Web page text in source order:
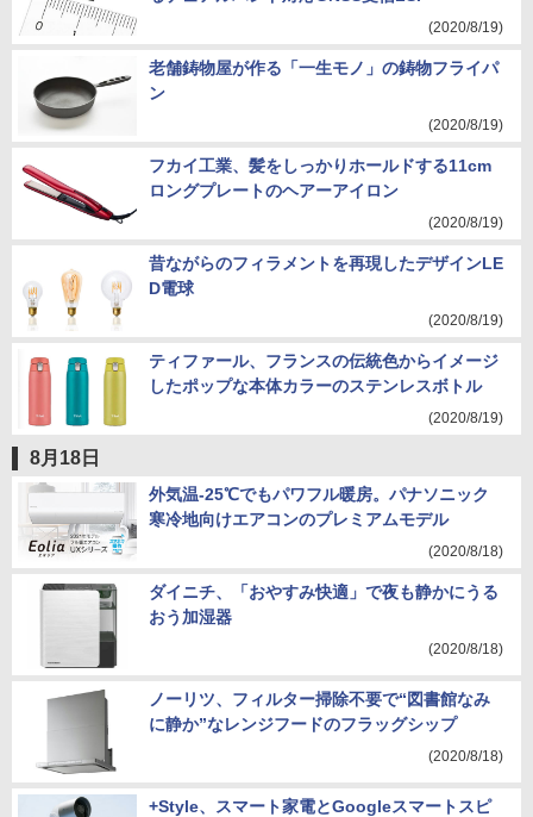
(2020/8/19)
老舗鋳物屋が作る「一生モノ」の鋳物フライパ
ン
(2020/8/19)
フカイ工業、髪をしっかりホールドする11cm
ロングプレートのヘアーアイロン
(2020/8/19)
昔ながらのフィラメントを再現したデザインLE
D電球
(2020/8/19)
ティファール、フランスの伝統色からイメージ
したポップな本体カラーのステンレスボトル
(2020/8/19)
8月18日
外気温-25℃でもパワフル暖房。パナソニック
寒冷地向けエアコンのプレミアムモデル
(2020/8/18)
ダイニチ、「おやすみ快適」で夜も静かにうる
おう加湿器
(2020/8/18)
ノーリツ、フィルター掃除不要で“図書館なみ
に静か”なレンジフードのフラッグシップ
(2020/8/18)
+Style、スマート家電とGoogleスマートスピ